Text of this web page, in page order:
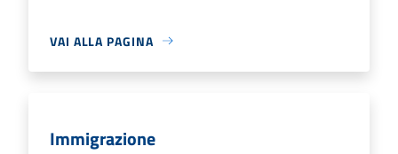
VAI ALLA PAGINA
Immigrazione